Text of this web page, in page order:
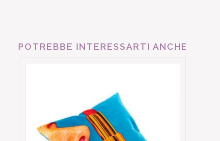
POTREBBE INTERESSARTI ANCHE